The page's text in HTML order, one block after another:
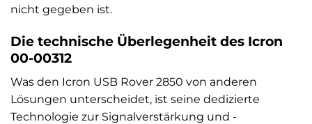
nicht gegeben ist.
Die technische Überlegenheit des Icron
00-00312
Was den Icron USB Rover 2850 von anderen
Lösungen unterscheidet, ist seine dedizierte
Technologie zur Signalverstärkung und -